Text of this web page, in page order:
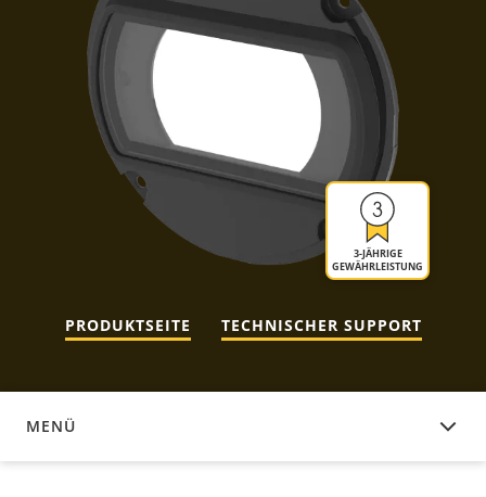
3-JÄHRIGE
GEWÄHRLEISTUNG
PRODUKTSEITE TECHNISCHER SUPPORT
MENÜ
DOKUMENTATION